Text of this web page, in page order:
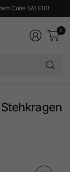
Code SALE10!
0